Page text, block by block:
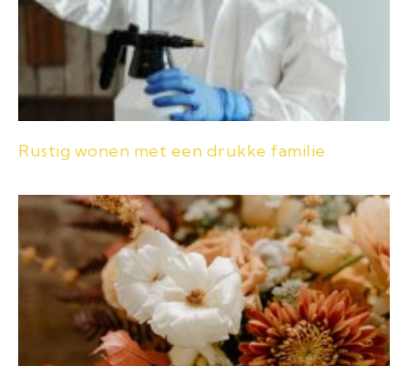
Rustig wonen met een drukke familie